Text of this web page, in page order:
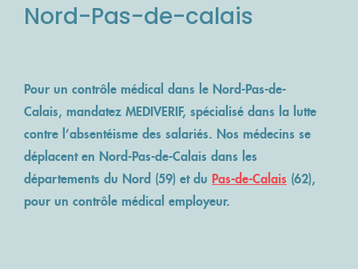
NOS ENGAGEMENTS
VOS TÉMOIGNAGES
ACCÈS MÉDECIN
Nord-Pas-de-calais
Pour un contrôle médical dans le Nord-Pas-de-
Calais, mandatez MEDIVERIF, spécialisé dans la lutte
contre l’absentéisme des salariés. Nos médecins se
déplacent en Nord-Pas-de-Calais dans les
départements du Nord (59) et du Pas-de-Calais (62),
pour un contrôle médical employeur.